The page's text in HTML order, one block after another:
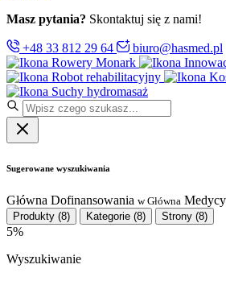
Masz pytania? Skontaktuj się z nami!
+48 33 812 29 64
biuro@hasmed.pl
Rowery Monark
Robot rehabilitacyjny
Suchy hydromasaż
Sugerowane wyszukiwania
Główna Dofinansowania w Główna
Produkty (8) Kategorie (8) Strony (8)
5%
Wyszukiwanie